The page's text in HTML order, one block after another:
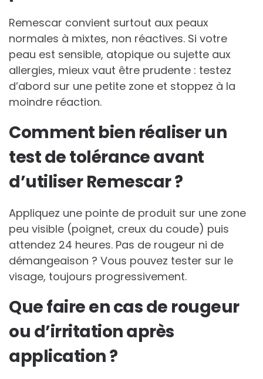
Remescar convient surtout aux peaux
normales à mixtes, non réactives. Si votre
peau est sensible, atopique ou sujette aux
allergies, mieux vaut être prudente : testez
d’abord sur une petite zone et stoppez à la
moindre réaction.
Comment bien réaliser un
test de tolérance avant
d’utiliser Remescar ?
Appliquez une pointe de produit sur une zone
peu visible (poignet, creux du coude) puis
attendez 24 heures. Pas de rougeur ni de
démangeaison ? Vous pouvez tester sur le
visage, toujours progressivement.
Que faire en cas de rougeur
ou d’irritation après
application ?